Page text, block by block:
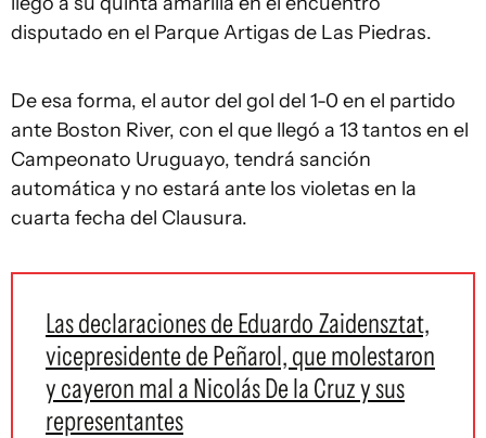
disputado en el Parque Artigas de Las Piedras.
De esa forma, el autor del gol del 1-0 en el partido
ante Boston River, con el que llegó a 13 tantos en el
Campeonato Uruguayo, tendrá sanción
automática y no estará ante los violetas en la
cuarta fecha del Clausura.
Las declaraciones de Eduardo Zaidensztat,
vicepresidente de Peñarol, que molestaron
y cayeron mal a Nicolás De la Cruz y sus
representantes